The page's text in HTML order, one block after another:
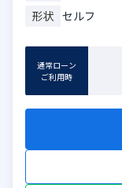
形状 セルフ
通常ローン
ご利用時